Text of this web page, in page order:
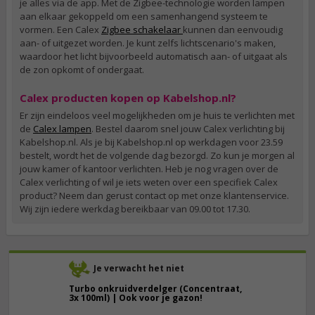
Je verwacht het niet
Turbo onkruidverdelger (Concentraat,
3x 100ml) | Ook voor je gazon!
je alles via de app. Met de Zigbee-technologie worden lampen
aan elkaar gekoppeld om een samenhangend systeem te
vormen. Een Calex Zigbee schakelaar kunnen dan eenvoudig
aan- of uitgezet worden. Je kunt zelfs lichtscenario's maken,
waardoor het licht bijvoorbeeld automatisch aan- of uitgaat als
de zon opkomt of ondergaat.
Calex producten kopen op Kabelshop.nl?
Er zijn eindeloos veel mogelijkheden om je huis te verlichten met
de Calex lampen. Bestel daarom snel jouw Calex verlichting bij
Kabelshop.nl. Als je bij Kabelshop.nl op werkdagen voor 23.59
bestelt, wordt het de volgende dag bezorgd. Zo kun je morgen al
jouw kamer of kantoor verlichten. Heb je nog vragen over de
Calex verlichting of wil je iets weten over een specifiek Calex
product? Neem dan gerust contact op met onze klantenservice.
Wij zijn iedere werkdag bereikbaar van 09.00 tot 17.30.